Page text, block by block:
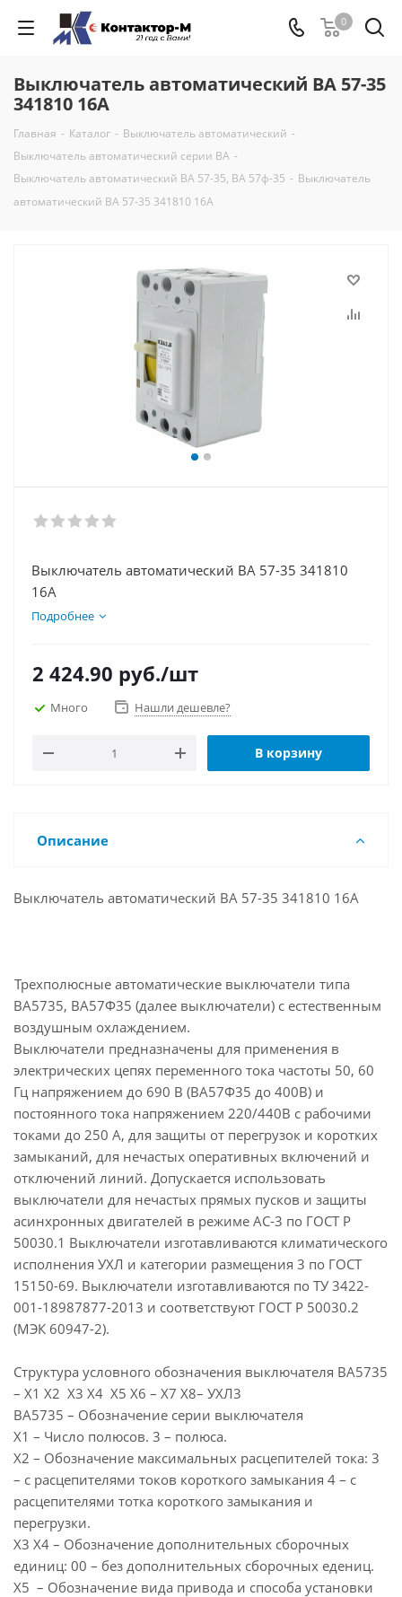
0
Выключатель автоматический ВА 57-35
341810 16А
Главная - Каталог - Выключатель автоматический -
Выключатель автоматический серии ВА -
Выключатель автоматический ВА 57-35, ВА 57ф-35 - Выключатель
автоматический ВА 57-35 341810 16А
Выключатель автоматический ВА 57-35 341810
16А
Подробнее
2 424.90 руб./шт
Много Нашли дешевле?
В корзину
Описание
Выключатель автоматический ВА 57-35 341810 16А
Трехполюсные автоматические выключатели типа
ВА5735, ВА57Ф35 (далее выключатели) с естественным
воздушным охлаждением.
Выключатели предназначены для применения в
электрических цепях переменного тока частоты 50, 60
Гц напряжением до 690 В (ВА57Ф35 до 400В) и
постоянного тока напряжением 220/440В с рабочими
токами до 250 А, для защиты от перегрузок и коротких
замыканий, для нечастых оперативных включений и
отключений линий. Допускается использовать
выключатели для нечастых прямых пусков и защиты
асинхронных двигателей в режиме АС-3 по ГОСТ Р
50030.1 Выключатели изготавливаются климатического
исполнения УХЛ и категории размещения 3 по ГОСТ
15150-69. Выключатели изготавливаются по ТУ 3422-
001-18987877-2013 и соответствуют ГОСТ Р 50030.2
(МЭК 60947-2).
Структура условного обозначения выключателя ВА5735
– Х1 Х2 Х3 Х4 Х5 Х6 – Х7 Х8– УХЛ3
ВА5735 – Обозначение серии выключателя
Х1 – Число полюсов. 3 – полюса.
Х2 – Обозначение максимальных расцепителей тока: 3
– с расцепителями токов короткого замыкания 4 – с
расцепителями тотка короткого замыкания и
перегрузки.
Х3 Х4 – Обозначение дополнительных сборочных
единиц: 00 – без дополнительных сборочных едениц.
Х5 – Обозначение вида привода и способа установки